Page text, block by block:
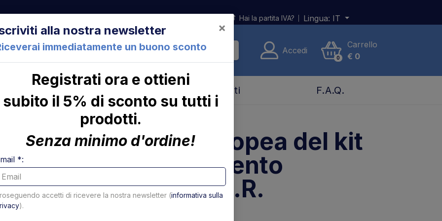
Cesena (FC) Italia Hai la partita IVA? Lingua: IT
Accedi
0
Carrello
€ 0
Contatti F.A.Q.
S.R.
Presa Europea del kit
allacciamento
trattore-S.R.
alla nostra newsletter
immediatamente un buono sconto
×
Registrati ora e ottieni
subito il 5% di sconto su tutti i
prodotti.
Senza minimo d'ordine!
*:
accetti di ricevere la nostra newsletter (informativa sulla
).